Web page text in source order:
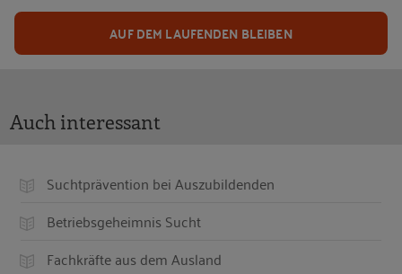
AUF DEM LAUFENDEN BLEIBEN
Auch interessant
Suchtprävention bei Auszubildenden
Betriebsgeheimnis Sucht
Fachkräfte aus dem Ausland